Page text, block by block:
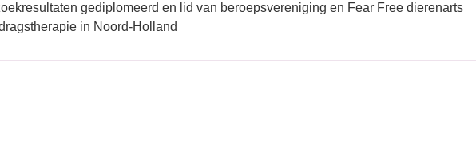
gediplomeerd en lid van beroepsvereniging en Fear Free dierenarts
in Noord-Holland